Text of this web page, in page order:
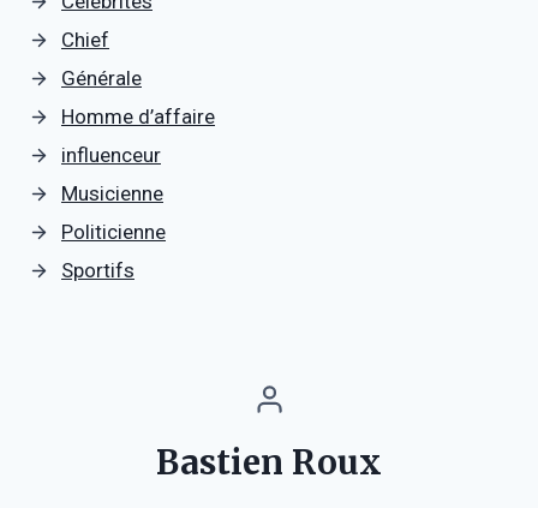
Chief
Générale
Homme d’affaire
influenceur
Musicienne
Politicienne
Sportifs
Bastien Roux